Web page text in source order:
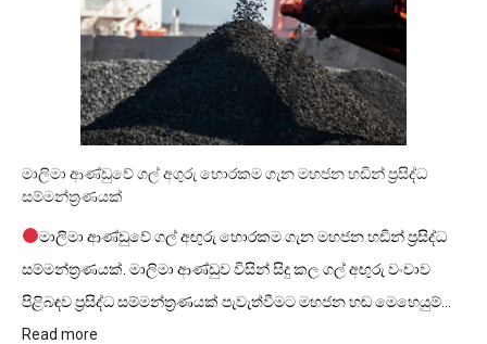
මාලිමා ආණ්ඩුවේ ගල් අගුරු හොරකම ගැන මහජන හඩින් ප්‍රසිද්ධ
සම්මන්ත්‍රණයක්
මාලිමා ආණ්ඩුවේ ගල් අඟුරු හොරකම ගැන මහජන හඩින් ප්‍රසිද්ධ
සම්මන්ත්‍රණයක්. මාලිමා ආණ්ඩුව විසින් සිදු කල ගල් අඟුරු වංචාව
පිළිබඳව ප්‍රසිද්ධ සම්මන්ත්‍රණයක් පැවැත්වීමට මහජන හඬ මෙහෙයුම්…
Read more